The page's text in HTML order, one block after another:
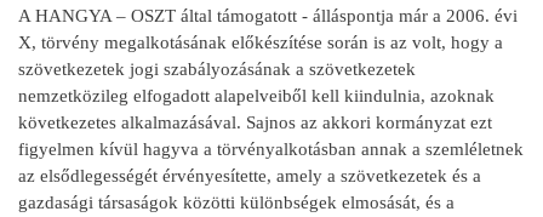
A HANGYA – OSZT által támogatott - álláspontja már a 2006. évi
X, törvény megalkotásának előkészítése során is az volt, hogy a
szövetkezetek jogi szabályozásának a szövetkezetek
nemzetközileg elfogadott alapelveiből kell kiindulnia, azoknak
következetes alkalmazásával. Sajnos az akkori kormányzat ezt
figyelmen kívül hagyva a törvényalkotásban annak a szemléletnek
az elsődlegességét érvényesítette, amely a szövetkezetek és a
gazdasági társaságok közötti különbségek elmosását, és a